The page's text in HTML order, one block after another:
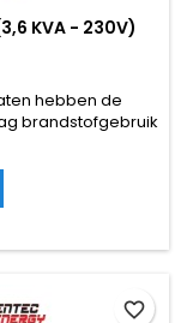
KVA - 230V)
hebben de
brandstofgebruik
alle open frame
een grote
favorite_border